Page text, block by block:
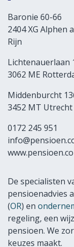
Baronie 60-66
2404 XG Alphen
Rijn
Lichtenauerlaan
3062 ME
Middenburcht
3452 MT Utrecht
0172 245 951
De specialisten
pensioenadvies
(OR) en
regeling, een
pensioen. We
keuzes maakt.